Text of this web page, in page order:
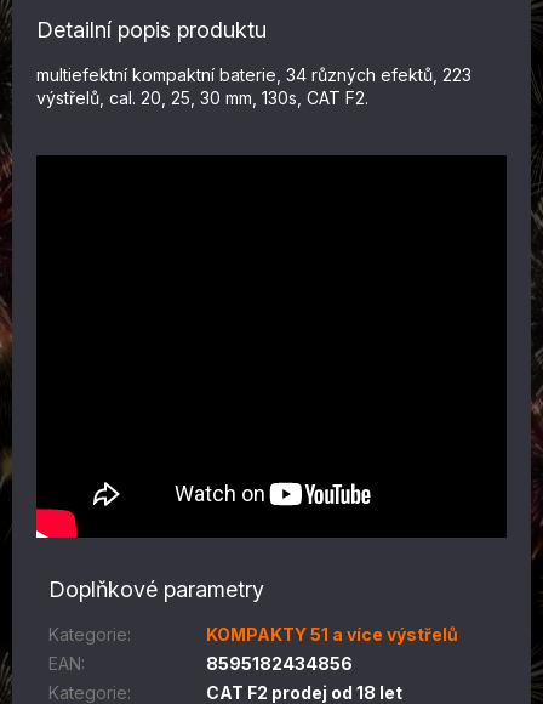
Detailní popis produktu
multiefektní kompaktní baterie, 34 různých efektů, 223
výstřelů, cal. 20, 25, 30 mm, 130s, CAT F2.
Doplňkové parametry
Kategorie:
KOMPAKTY 51 a více výstřelů
EAN:
8595182434856
Kategorie:
CAT F2 prodej od 18 let